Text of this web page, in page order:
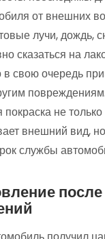
от внешних
лучи, дождь,
сказаться на
в свою очередь
повреждениям.
покраска не только
внешний вид,
службы
после